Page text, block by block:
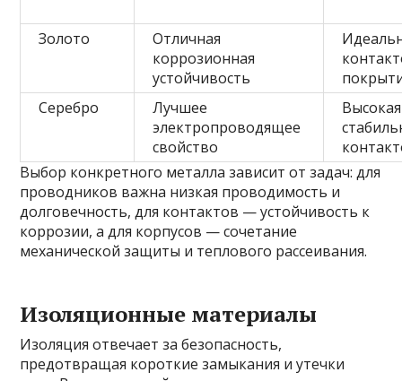
Золото
Отличная
коррозионная
устойчивость
Серебро
Лучшее
электропроводящее
свойство
Высокая
Выбор конкретного металла зависит от задач: для
проводников важна низкая проводимость и
долговечность, для контактов — устойчивость к
коррозии, а для корпусов — сочетание
механической защиты и теплового рассеивания.
Изоляционные материалы
Изоляция отвечает за безопасность,
предотвращая короткие замыкания и утечки